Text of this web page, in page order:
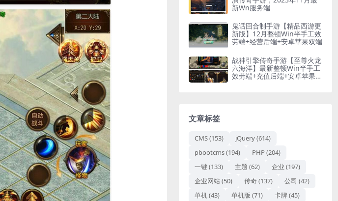
新Wn服务端
鬼话回合制手游【精品西游更
新版】12月整顿Win半手工效
劳端+经营后端+安卓苹果双端
战神引擎传奇手游【至尊火龙
六海洋】最新整顿Win半手工
效劳端+充值后端+安卓苹果双
文章标签
CMS(153) jQuery(614)
pbootcms(194) PHP(204)
一键(133) 主题 (62) 企业 (197)
企业网站(50) 传奇(137) 公司 (42)
单机(43) 单机版 (71) 卡牌 (45)